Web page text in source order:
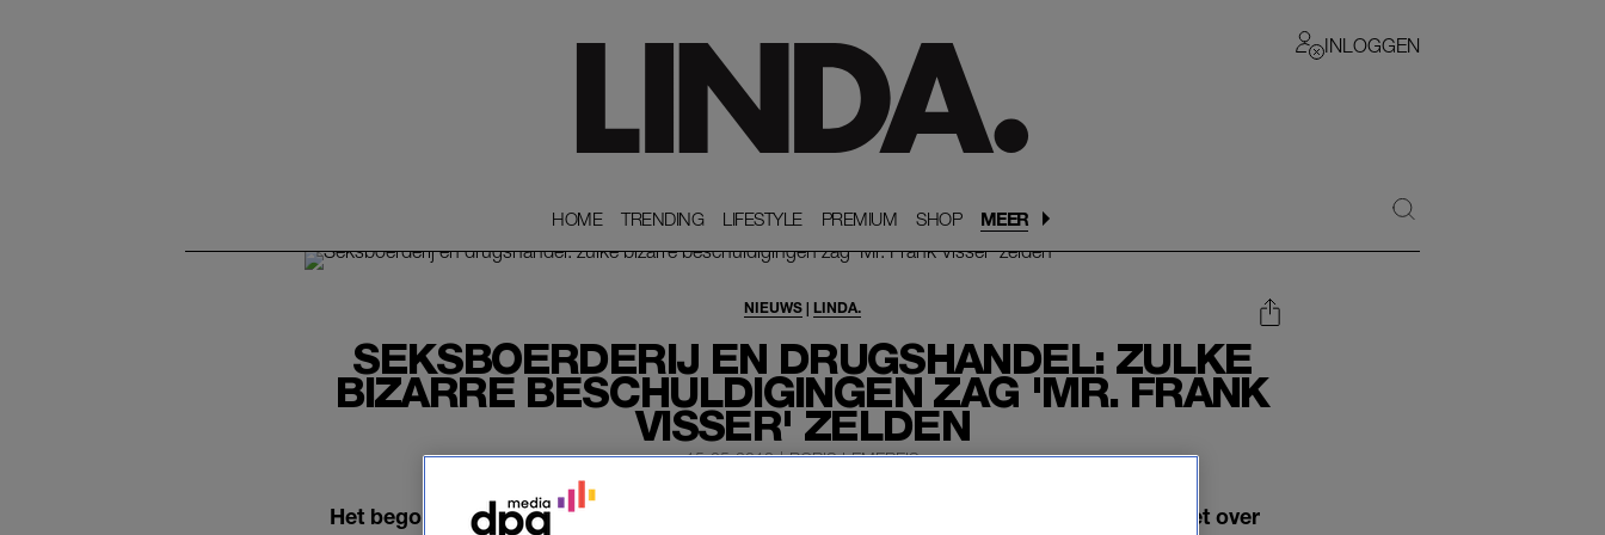
INLOGGEN
HOME
HOME TRENDING
TRENDING LIFESTYLE
LIFESTYLE PREMIUM
PREMIUM SHOP
SHOP MEER
SEKSBOERDERIJ EN DRUGSHANDEL: ZULKE
BIZARRE BESCHULDIGINGEN ZAG 'MR. FRANK
VISSER' ZELDEN
NIEUWS | LINDA.
15-05-2018 | BORIS LEMEREIS
Het begon allemaal met een conflict over het ‘recht van overpad’. Maar al snel ging het over